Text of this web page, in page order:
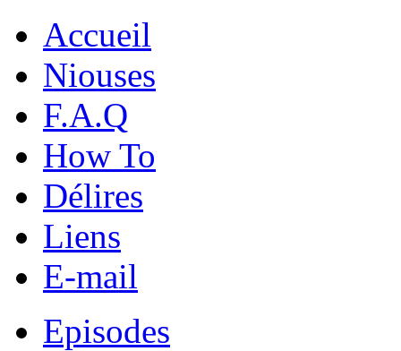
Accueil
Niouses
F.A.Q
How To
Délires
Liens
E-mail
Episodes